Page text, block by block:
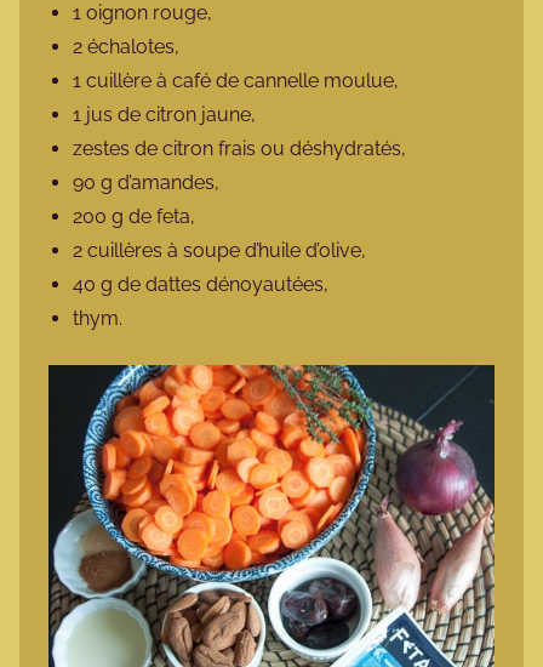
1 oignon rouge,
2 échalotes,
1 cuillère à café de cannelle moulue,
1 jus de citron jaune,
zestes de citron frais ou déshydratés,
90 g d’amandes,
200 g de feta,
2 cuillères à soupe d’huile d’olive,
40 g de dattes dénoyautées,
thym.